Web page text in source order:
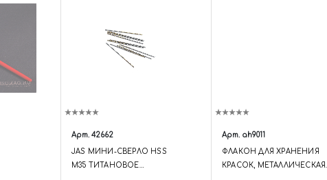
Арт. 42662
JAS МИНИ-СВЕРЛО HSS
M35 ТИТАНОВОЕ
Арт. ah9011
ФЛАКОН ДЛЯ ХРАНЕНИЯ
КРАСОК, МЕТАЛЛИЧЕСКАЯ